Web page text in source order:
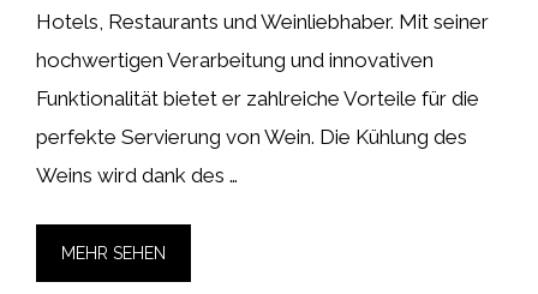
Hotels, Restaurants und Weinliebhaber. Mit seiner
hochwertigen Verarbeitung und innovativen
Funktionalität bietet er zahlreiche Vorteile für die
perfekte Servierung von Wein. Die Kühlung des
Weins wird dank des …
MEHR SEHEN